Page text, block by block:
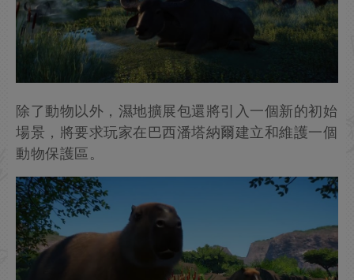
除了動物以外，濕地擴展包還將引入一個新的初始
場景，將要求玩家在巴西潘塔納爾建立和維護一個
動物保護區。